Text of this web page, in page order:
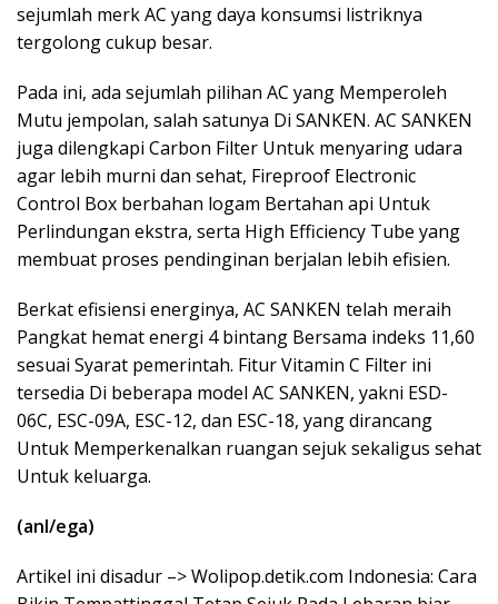
sejumlah merk AC yang daya konsumsi listriknya
tergolong cukup besar.
Pada ini, ada sejumlah pilihan AC yang Memperoleh
Mutu jempolan, salah satunya Di SANKEN. AC SANKEN
juga dilengkapi Carbon Filter Untuk menyaring udara
agar lebih murni dan sehat, Fireproof Electronic
Control Box berbahan logam Bertahan api Untuk
Perlindungan ekstra, serta High Efficiency Tube yang
membuat proses pendinginan berjalan lebih efisien.
Berkat efisiensi energinya, AC SANKEN telah meraih
Pangkat hemat energi 4 bintang Bersama indeks 11,60
sesuai Syarat pemerintah. Fitur Vitamin C Filter ini
tersedia Di beberapa model AC SANKEN, yakni ESD-
06C, ESC-09A, ESC-12, dan ESC-18, yang dirancang
Untuk Memperkenalkan ruangan sejuk sekaligus sehat
Untuk keluarga.
(anl/ega)
Artikel ini disadur –> Wolipop.detik.com Indonesia: Cara